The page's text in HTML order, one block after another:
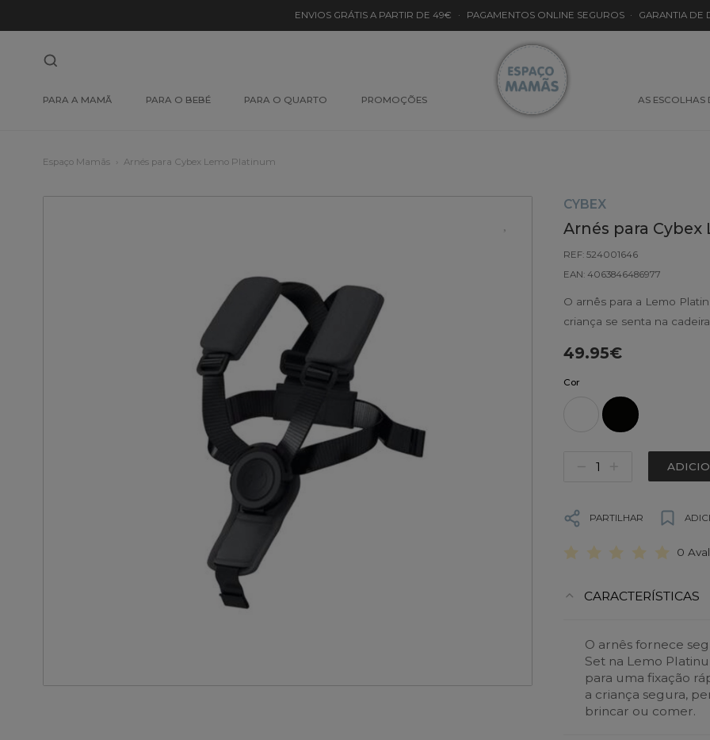
ENVIOS GRÁTIS A PARTIR DE 49€ · PAGAMENTOS ONLINE SEGUROS · GARANTIA DE
PARA A MAMÃ PARA O BEBÉ PARA O QUARTO PROMOÇÕES AS ESCOLHAS
Espaço Mamãs Arnés para Cybex Lemo Platinum
CYBEX
Arnés para
REF: 524001646
EAN: 4063846486977
O arnês para a Lemo
criança se senta na
49.95€
Cor
PARTILHAR
0
CARACTERÍSTICAS
O arnês fornece
Set na Lemo
para uma fixação
a criança segura,
brincar ou comer.